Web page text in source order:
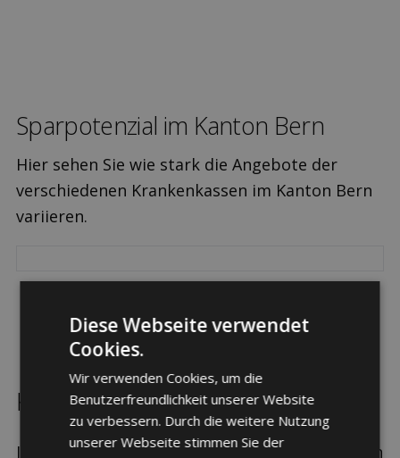
Sparpotenzial im Kanton Bern
Hier sehen Sie wie stark die Angebote der
verschiedenen Krankenkassen im Kanton Bern
variieren.
Kranken­kasse wechseln in Bern
Je nach Anbieter gibt es grosse Unterschiede in
Diese Webseite verwendet
Cookies.
Wir verwenden Cookies, um die
Benutzerfreundlichkeit unserer Website
zu verbessern. Durch die weitere Nutzung
unserer Webseite stimmen Sie der